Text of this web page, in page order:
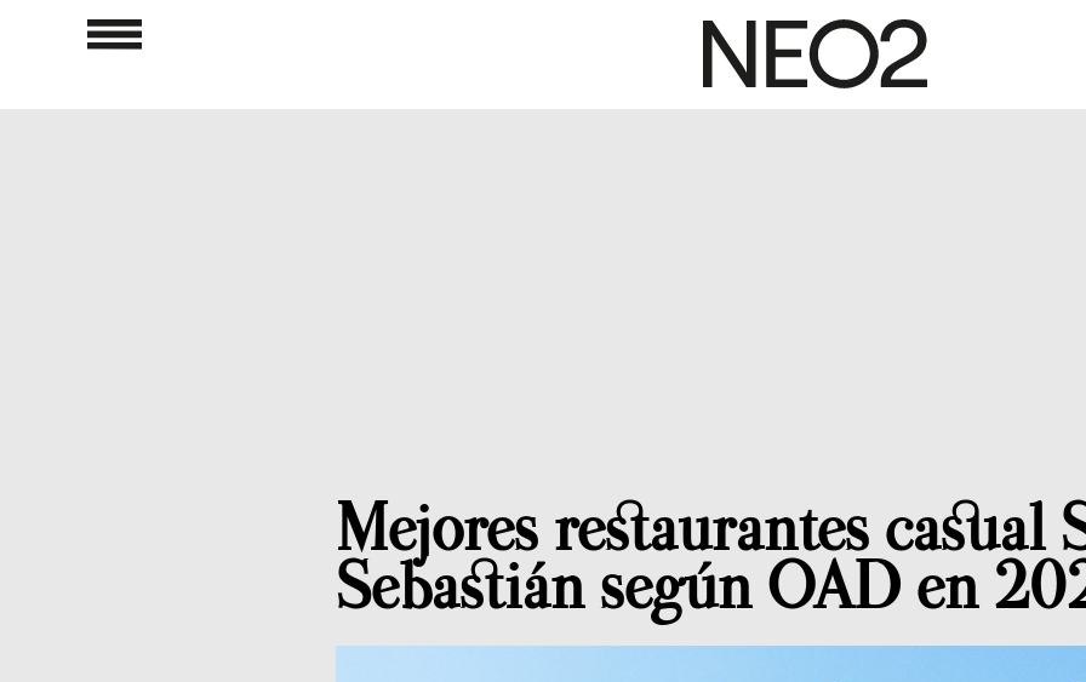
Mejores restaurantes casual
Sebastián según OAD en